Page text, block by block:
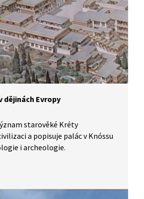
dějinách Evropy
starověké Kréty
a popisuje palác v Knóssu
i archeologie.